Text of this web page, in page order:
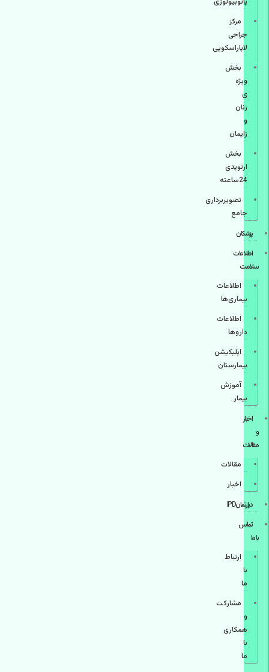
مرکز
جراحی
لاپاراسکوپی
بخش
ویژه
ی
زنان
و
زایمان
بخش
ارتوپدی
24ساعته
تصویربرداری
جامع
پزشكان
اطلاعات
سلامت
اطلاعات
بیماری‌ها
اطلاعات
دارو‌ها
اپليكيشن
بيمارستان
آموزش
بیمار
اخبار
و
مقالات
مقالات
اخبار
دپارتمانIPD
تماس
با ما
ارتباط
با
ما
مشاركت
و
همكاری
با
ما